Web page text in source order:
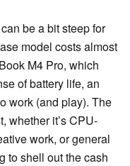
be a bit steep for
model costs almost
M4 Pro, which
of battery life, an
work (and play). The
whether it’s CPU-
work, or general
to shell out the cash